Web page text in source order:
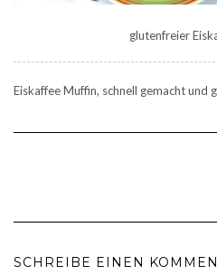
glutenfreier
Eiskaffee Muffin, schnell gemacht und
SCHREIBE EINEN